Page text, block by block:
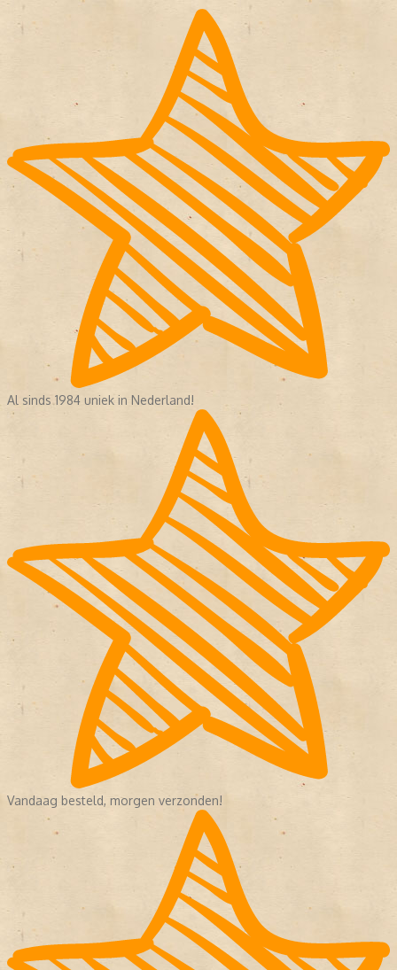
Al sinds 1984 uniek in Nederland!
Vandaag besteld, morgen verzonden!